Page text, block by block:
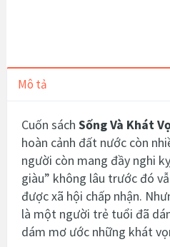
Mô tả
Cuốn sách Sống Và Khát
hoàn cảnh đất nước còn
người còn mang đầy nghi
giàu” không lâu trước đó
được xã hội chấp nhận.
là một người trẻ tuổi đã
dám mơ ước những khát